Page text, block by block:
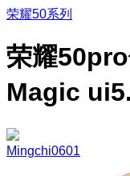
荣耀50系列
荣耀
Magic
Mingchi0601